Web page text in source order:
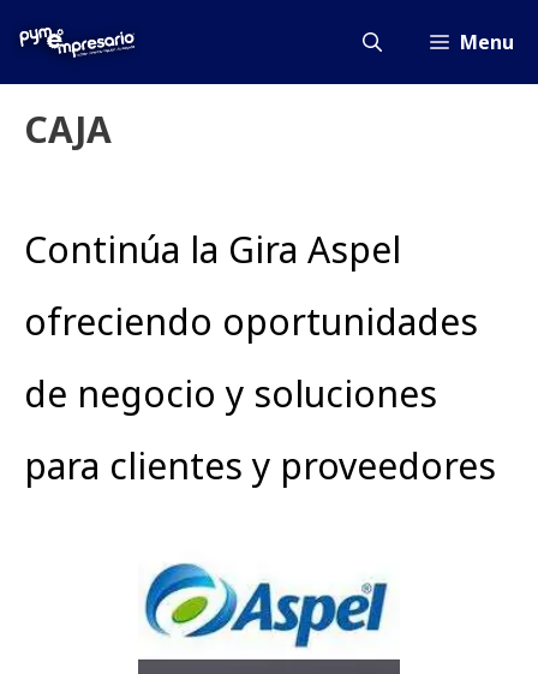
Menu
CAJA
Continúa la Gira Aspel
ofreciendo oportunidades
de negocio y soluciones
para clientes y proveedores